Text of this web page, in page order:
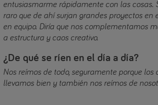
entusiasmarme rápidamente con las cosas.
raro que de ahí surjan grandes proyectos en
en equipo. Diría que nos complementamos
a estructura y caos creativo.
¿De qué se ríen en el día a día?
Nos reímos de todo, seguramente porque los
llevamos bien y también nos reímos de